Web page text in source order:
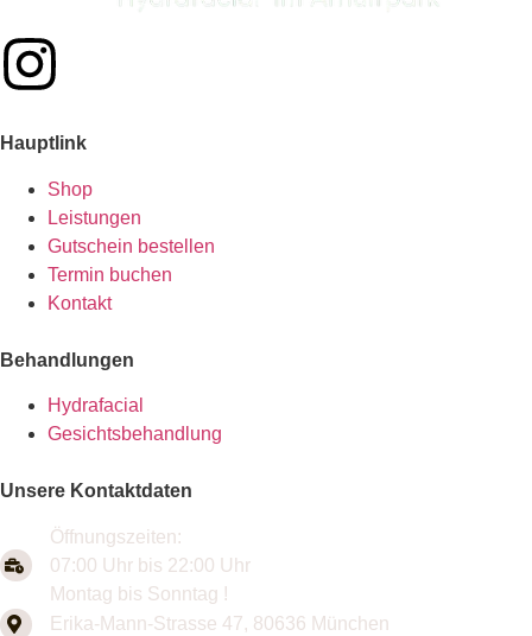
Hauptlink
Shop
Leistungen
Gutschein bestellen
Termin buchen
Kontakt
Behandlungen
Hydrafacial
Gesichtsbehandlung
Unsere Kontaktdaten
Öffnungszeiten:
07:00 Uhr bis 22:00 Uhr
Montag bis Sonntag !
Erika-Mann-Strasse 47, 80636 München